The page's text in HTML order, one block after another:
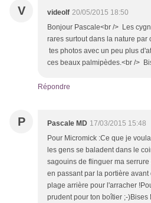
V videolf 20/05/2015 18:50
Bonjour Pascale<br /> Les
rares surtout dans la nature
tes photos avec un peu plus
ces beaux palmipèdes.<br />
Répondre
P Pascale MD 17/03/2015 15:48
Pour Micromick :Ce que je
les gens se baladent dans le
sagouins de flinguer ma
en passant par la portière
plage arrière pour l'arracher
prudent pour ton boîtier ;-)Bises